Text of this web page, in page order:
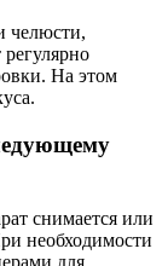
челюсти,
На этом
снимается или
необходимости
для